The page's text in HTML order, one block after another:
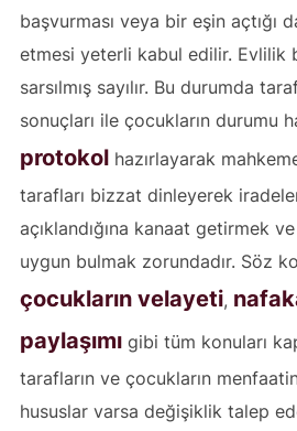
başvurması veya bir eşin açtığı
etmesi yeterli kabul edilir. Evlilik
sarsılmış sayılır. Bu durumda
sonuçları ile çocukların durumu
protokol hazırlayarak
tarafları bizzat dinleyerek
açıklandığına kanaat getirmek
uygun bulmak zorundadır. Söz
çocukların velayeti,
paylaşımıgibi tüm konuları
tarafların ve çocukların
hususlar varsa değişiklik talep